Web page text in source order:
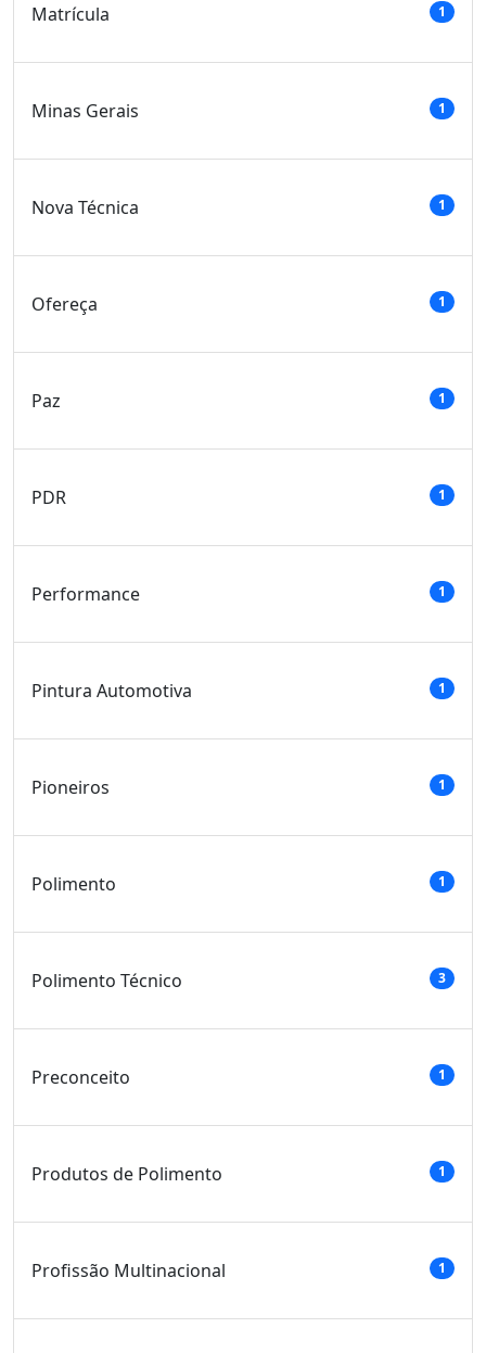
Matrícula 1
Minas Gerais 1
Nova Técnica 1
Ofereça 1
Paz 1
PDR 1
Performance 1
Pintura Automotiva 1
Pioneiros 1
Polimento 1
Polimento Técnico 3
Preconceito 1
Produtos de Polimento 1
Profissão Multinacional 1